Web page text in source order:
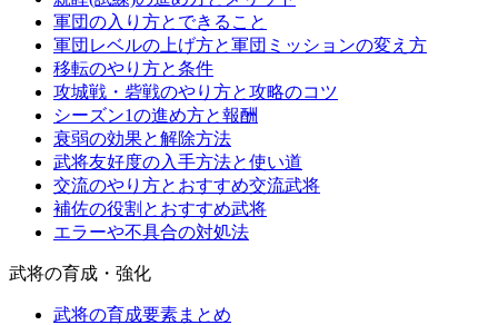
軍団の入り方とできること
軍団レベルの上げ方と軍団ミッションの変え方
移転のやり方と条件
攻城戦・砦戦のやり方と攻略のコツ
シーズン1の進め方と報酬
衰弱の効果と解除方法
武将友好度の入手方法と使い道
交流のやり方とおすすめ交流武将
補佐の役割とおすすめ武将
エラーや不具合の対処法
武将の育成・強化
武将の育成要素まとめ